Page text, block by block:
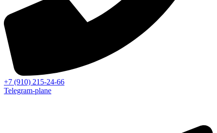
+7 (910) 215-24-66
Telegram-plane